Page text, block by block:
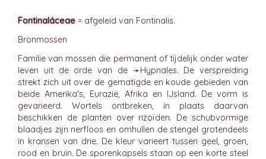
Fontinaláceae = afgeleid van Fontinalis.
Bronmossen
Familie van mossen die permanent of tijdelijk onder water
leven uit de orde van de ➛Hypnales. De verspreiding
strekt zich uit over de gematigde en koude gebieden van
beide Amerika's, Eurazië, Afrika en IJsland. De vorm is
gevarieerd. Wortels ontbreken, in plaats daarvan
beschikken de planten over rizoïden. De schubvormige
blaadjes zijn nerfloos en omhullen de stengel grotendeels
in kransen van drie. De kleur varieert tussen geel, groen,
rood en bruin. De sporenkapsels staan op een korte steel